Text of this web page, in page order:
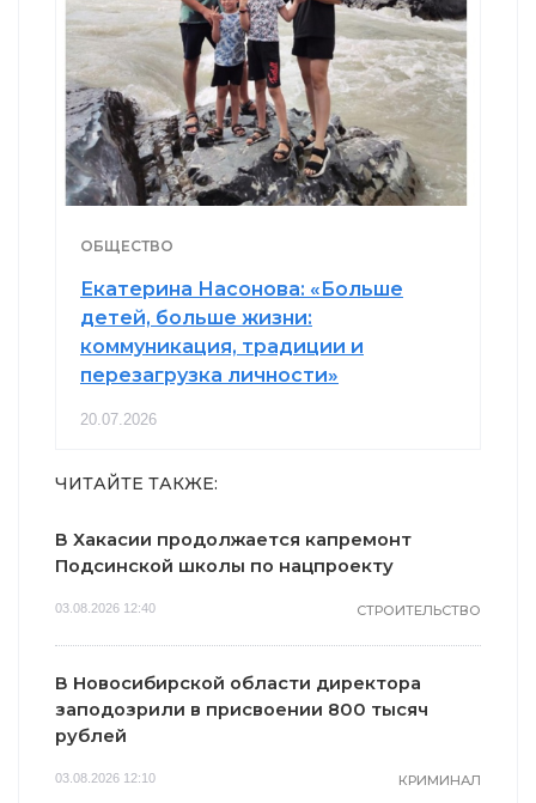
ОБЩЕСТВО
Екатерина Насонова: «Больше
детей, больше жизни:
коммуникация, традиции и
перезагрузка личности»
20.07.2026
ЧИТАЙТЕ ТАКЖЕ:
В Хакасии продолжается капремонт
Подсинской школы по нацпроекту
03.08.2026 12:40 СТРОИТЕЛЬСТВО
В Новосибирской области директора
заподозрили в присвоении 800 тысяч
рублей
03.08.2026 12:10 КРИМИНАЛ